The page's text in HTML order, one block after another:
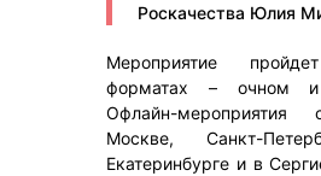
Роскачества Юлия
Мероприятие
форматах – очном и
Офлайн-мероприятия
Москве, Санкт-
Екатеринбурге и в